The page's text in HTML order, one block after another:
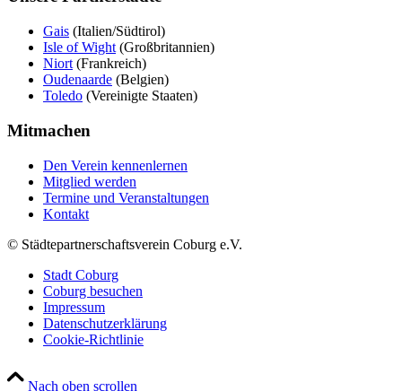
Gais (Italien/Südtirol)
Isle of Wight (Großbritannien)
Niort (Frankreich)
Oudenaarde (Belgien)
Toledo (Vereinigte Staaten)
Mitmachen
Den Verein kennenlernen
Mitglied werden
Termine und Veranstaltungen
Kontakt
© Städtepartnerschaftsverein Coburg e.V.
Stadt Coburg
Coburg besuchen
Impressum
Datenschutzerklärung
Cookie-Richtlinie
Nach oben scrollen